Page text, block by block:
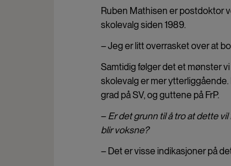
Ruben Mathisen er postdoktor
skolevalg siden 1989.
– Jeg er litt overrasket over at
Samtidig følger det et mønster
skolevalg er mer
grad på SV, og guttene på FrP.
– Er det grunn til å tro at dette
blir voksne?
– Det er visse indikasjoner på